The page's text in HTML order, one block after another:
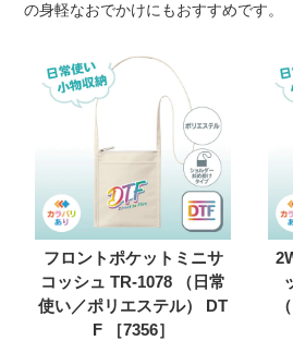
の身軽なおでかけにもおすすめです。
フロントポケットミニサ
コッシュ TR-1078 （日常
使い／ポリエステル） DT
F ［7356］